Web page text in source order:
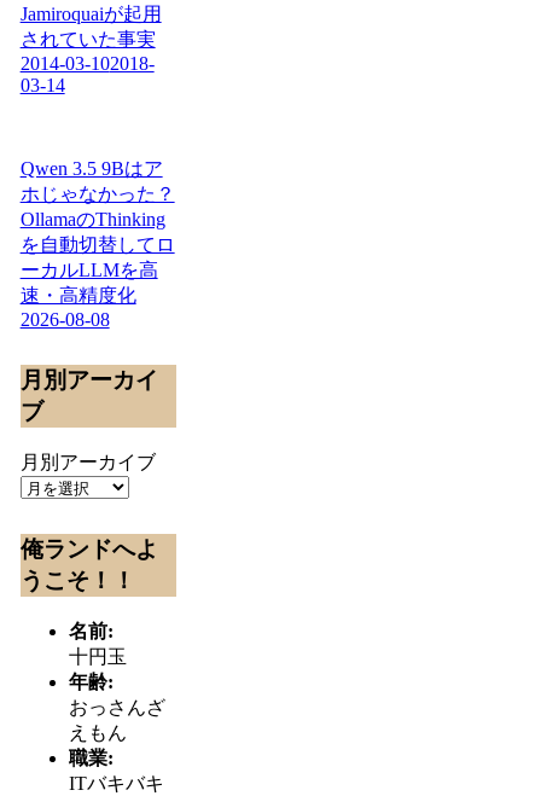
Jamiroquaiが起用
されていた事実
2014-03-102018-
03-14
Qwen 3.5 9Bはア
ホじゃなかった？
OllamaのThinking
を自動切替してロ
ーカルLLMを高
速・高精度化
2026-08-08
月別アーカイ
ブ
月別アーカイブ
俺ランドへよ
うこそ！！
名前:
十円玉
年齢:
おっさんざ
えもん
職業:
ITバキバキ